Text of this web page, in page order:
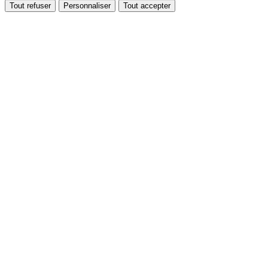
Tout refuser Personnaliser Tout accepter